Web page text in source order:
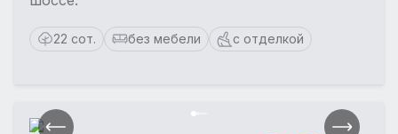
22 сот. без мебели с отделкой